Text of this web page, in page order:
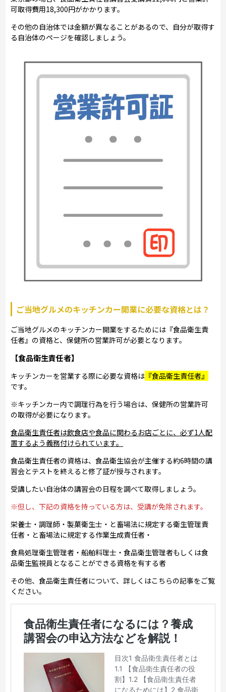
可取得費用18,300円がかかります。
その他の自治体では金額が異なることがあるので、自分が取得す
る自治体のページを確認しましょう。
ご当地グルメのキッチンカー開業に必要な資格とは？
ご当地グルメのキッチンカー開業をするためには『食品衛生責
任者』の資格と、保健所の営業許可が必要となります。
【食品衛生責任者】
キッチンカーを営業する際に必要な資格は 『食品衛生責任者』
です。
※キッチンカー内で調理行為を行う場合は、保健所の営業許可
の取得が必要になります。
食品衛生責任者は飲食店や食品に関わるお店ごとに、必ず1人配
置するよう義務付けられています。
食品衛生責任者の資格は、食品衛生協会が主催する約6時間の講
習会とテストを終えると修了証が授与されます。
受講したい自治体の講習会の日程を調べて取得しましょう。
※但し、下記の資格を持っている方は、受講が免除されます。
栄養士・調理師・製菓衛生士・と畜場法に規定する衛生管理責
任者・と畜場法に規定する作業生成責任者・
食鳥処理衛生管理者・船舶料理士・食品衛生管理者もしくは食
品衛生監視員となることができる資格を有する者
その他、食品衛生責任者について、詳しくはこちらの記事をご覧
ください。